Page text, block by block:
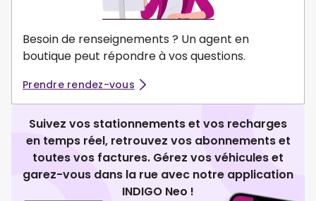
Besoin de renseignements ? Un agent en
boutique peut répondre à vos questions.
Prendre rendez-vous
Suivez vos stationnements et vos recharges
en temps réel, retrouvez vos abonnements et
toutes vos factures. Gérez vos véhicules et
garez-vous dans la rue avec notre application
INDIGO Neo !